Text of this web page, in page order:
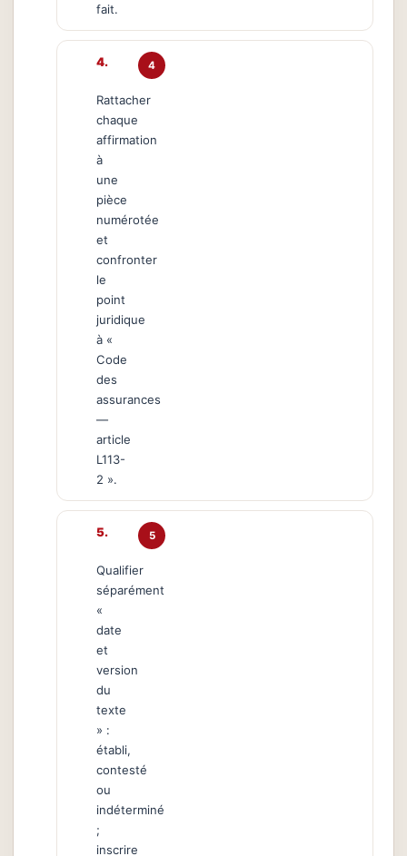
fait.
4
Rattacher
chaque
affirmation
à
une
pièce
numérotée
et
confronter
le
point
juridique
à «
Code
des
assurances
—
article
L113-
2 ».
5
Qualifier
séparément
«
date
et
version
du
texte
» :
établi,
contesté
ou
indéterminé
;
inscrire